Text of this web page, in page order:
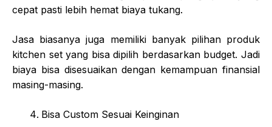
cepat pasti lebih hemat biaya tukang.
Jasa biasanya juga memiliki banyak pilihan produk
kitchen set yang bisa dipilih berdasarkan budget. Jadi
biaya bisa disesuaikan dengan kemampuan finansial
masing-masing.
Bisa Custom Sesuai Keinginan